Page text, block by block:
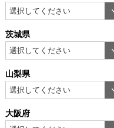
茨城県
山梨県
大阪府